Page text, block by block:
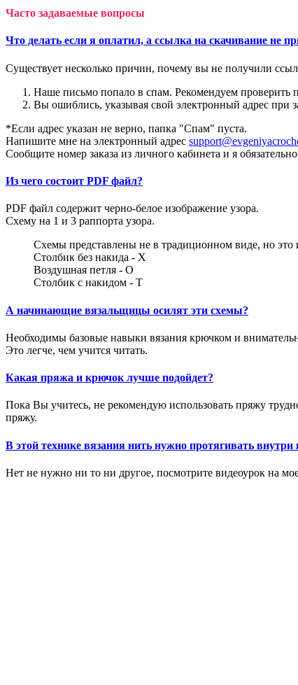
Часто задаваемые вопросы
Что делать если я оплатил, а ссылка на скачивание не
Существует несколько причин, почему вы не получили
Наше письмо попало в спам. Рекомендуем проверить
Вы ошиблись, указывая свой электронный адрес при
*Если адрес указан не верно, папка "Спам" пуста.
Напишите мне на электронный адрес
Сообщите номер заказа из личного кабинета и я
Из чего состоит PDF файл?
PDF файл содержит черно-белое изображение узора.
Схему на 1 и 3 раппорта узора.
Схемы представлены не в традиционном виде, но это
Столбик без накида - Х
Воздушная петля - О
Столбик с накидом - Т
А начинающие вязальщицы осилят эти схемы?
Необходимы базовые навыки вязания крючком и
Это легче, чем учится читать.
Какая пряжа и крючок лучше подойдет?
Пока Вы учитесь, не рекомендую использовать пряжу
пряжу.
В этой технике вязания нить нужно протягивать
Нет не нужно ни то ни другое, посмотрите видеоурок на